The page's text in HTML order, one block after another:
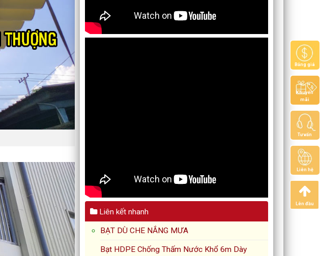
Liên kết nhanh
BẠT DÙ CHE NẮNG MƯA
Bạt HDPE Chống Thấm Nước Khổ 6m Dày
Bảng giá
Khuyến
mãi
Tư vấn
Liên hệ
Lên đầu